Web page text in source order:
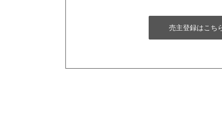
売主登録はこち